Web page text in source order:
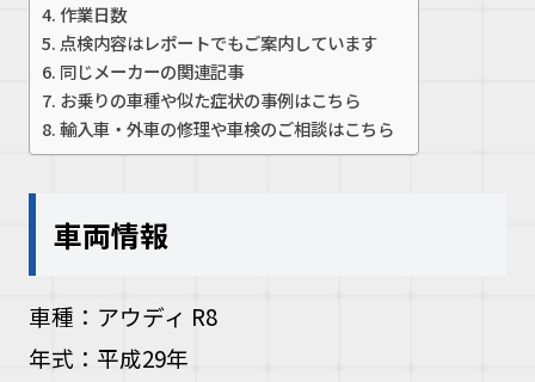
作業日数
点検内容はレポートでもご案内しています
同じメーカーの関連記事
お乗りの車種や似た症状の事例はこちら
輸入車・外車の修理や車検のご相談はこちら
車両情報
車種：アウディ R8
年式：平成29年